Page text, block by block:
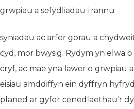
grwpiau a sefydliadau i rannu
syniadau ac arfer gorau a
cyd, mor bwysig. Rydym yn elwa
cryf, ac mae yna lawer o grwpiau
eisiau amddiffyn ein dyffryn
planed ar gyfer cenedlaethau'r